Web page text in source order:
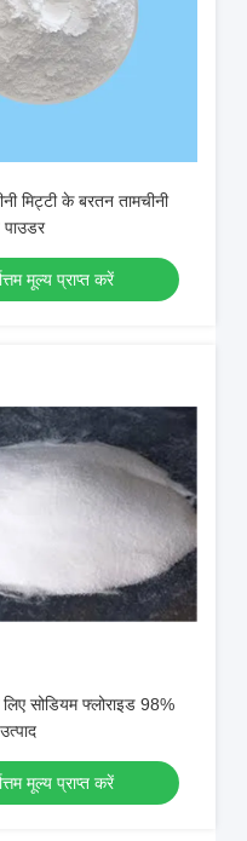
मिट्टी के बरतन तामचीनी
पाउडर
मूल्य प्राप्त करें
सोडियम फ्लोराइड 98%
मूल्य प्राप्त करें